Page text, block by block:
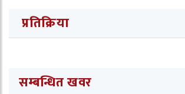
प्रतिक्रिया
सम्बन्धित खवर